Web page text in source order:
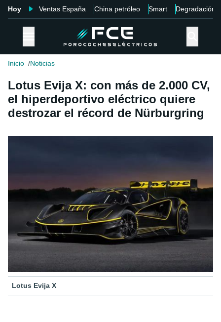
Hoy Ventas España China petróleo Smart Degradación
Inicio Noticias
Lotus Evija X: con más de 2.000 CV,
el hiperdeportivo eléctrico quiere
destrozar el récord de Nürburgring
Lotus Evija X